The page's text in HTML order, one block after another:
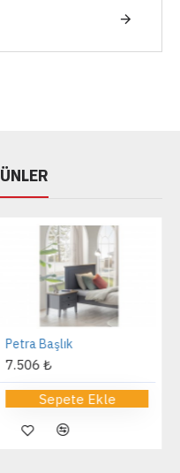
Petra Başlık
7.506 ₺
Sepete Ekle